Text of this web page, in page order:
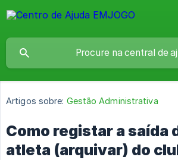
Artigos sobre: Gestão Administrativa
Como registar a saída
atleta (arquivar) do